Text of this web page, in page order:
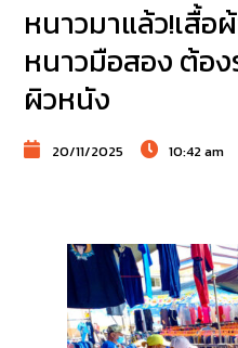
หนาวมาแล้ว!เสื้อ
หนาวมือสอง ต้อง
ผิวหนัง
20/11/2025 10:42 am